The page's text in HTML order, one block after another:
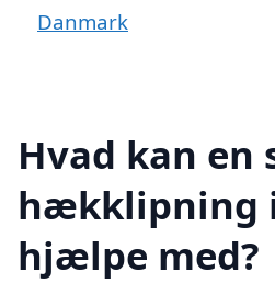
Danmark
Hvad kan en
hækklipning
hjælpe med?